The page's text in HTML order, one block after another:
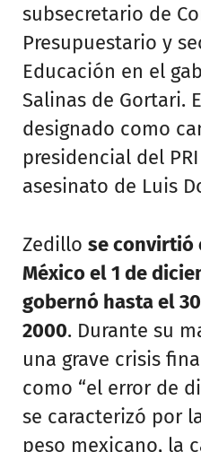
subsecretario de
Presupuestario y
Educación en el
Salinas de Gortari.
designado como
presidencial del
asesinato de Luis
Zedillo se convirtió
México el 1 de
gobernó hasta el
2000. Durante su
una grave crisis
como “el error de
se caracterizó por
peso mexicano, la